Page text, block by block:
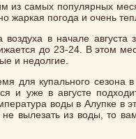
из самых популярных
жаркая погода и очень
воздуха в начале
до 23-24. В этом
и недолгие.
для купального
и уже в августе
воды в Алупке в
вылезать из воды, то